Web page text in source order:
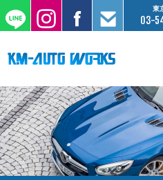
東
03-
在庫情
オーダ
工場サ